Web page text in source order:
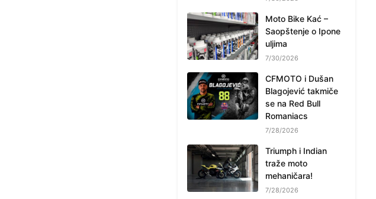
Moto Bike Kać –
Saopštenje o Ipone
uljima
7/30/2026
CFMOTO i Dušan
Blagojević takmiče
se na Red Bull
Romaniacs
7/28/2026
Triumph i Indian
traže moto
mehaničara!
7/28/2026